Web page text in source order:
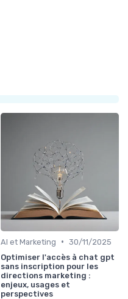
AI et Marketing • 30/11/2025
Optimiser l'accès à chat gpt
sans inscription pour les
directions marketing :
enjeux, usages et
perspectives